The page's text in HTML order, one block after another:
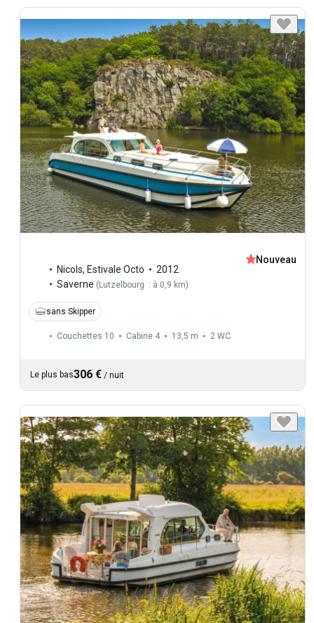
Nicols, Estivale Octo
2012
Saverne (Lutzelbourg : à 0,9 km)
Nouveau
sans Skipper
Couchettes 10 Cabine 4 13,5 m 2 WC
Le plus bas306 € / nuit